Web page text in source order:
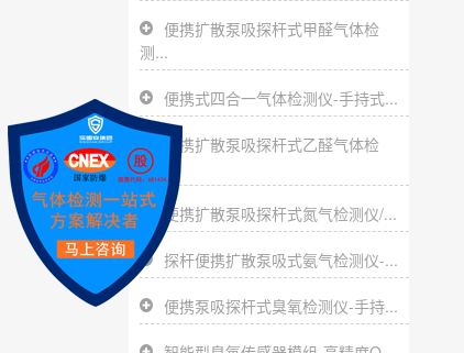
便携扩散泵吸探杆式甲醛气体检
测...
便携式四合一气体检测仪-手持式...
便携扩散泵吸探杆式乙醛气体检
测...
便携扩散泵吸探杆式氮气检测仪/...
探杆便携扩散泵吸式氨气检测仪-...
便携泵吸探杆式臭氧检测仪-手持...